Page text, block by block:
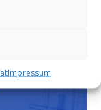
Impressum